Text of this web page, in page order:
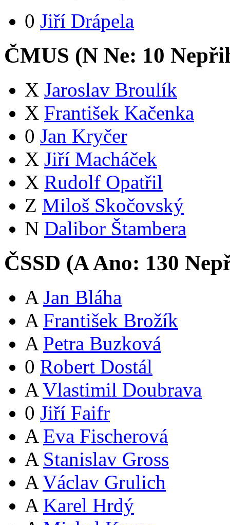
0 Jiří Drápela
ČMUS (N Ne: 10
X Jaroslav Broulík
X František Kačenka
0 Jan Kryčer
X Jiří Macháček
X Rudolf Opatřil
Z Miloš Skočovský
N Dalibor Štambera
ČSSD (AAno: 130
A Jan Bláha
A František Brožík
A Petra Buzková
0 Robert Dostál
A Vlastimil Doubrava
0 Jiří Faifr
A Eva Fischerová
A Stanislav Gross
A Václav Grulich
A Karel Hrdý